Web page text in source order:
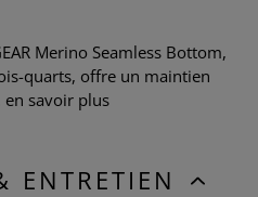
Merino Seamless Bottom,
quarts, offre un maintien
en savoir plus
ENTRETIEN